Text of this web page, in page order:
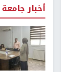
أخبار